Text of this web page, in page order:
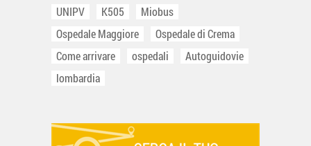
UNIPV
K505
Miobus
Ospedale Maggiore
Ospedale di Crema
Come arrivare
ospedali
Autoguidovie
lombardia